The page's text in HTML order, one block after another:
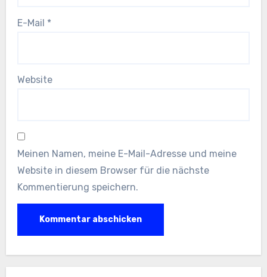
E-Mail *
Website
Meinen Namen, meine E-Mail-Adresse und meine
Website in diesem Browser für die nächste
Kommentierung speichern.